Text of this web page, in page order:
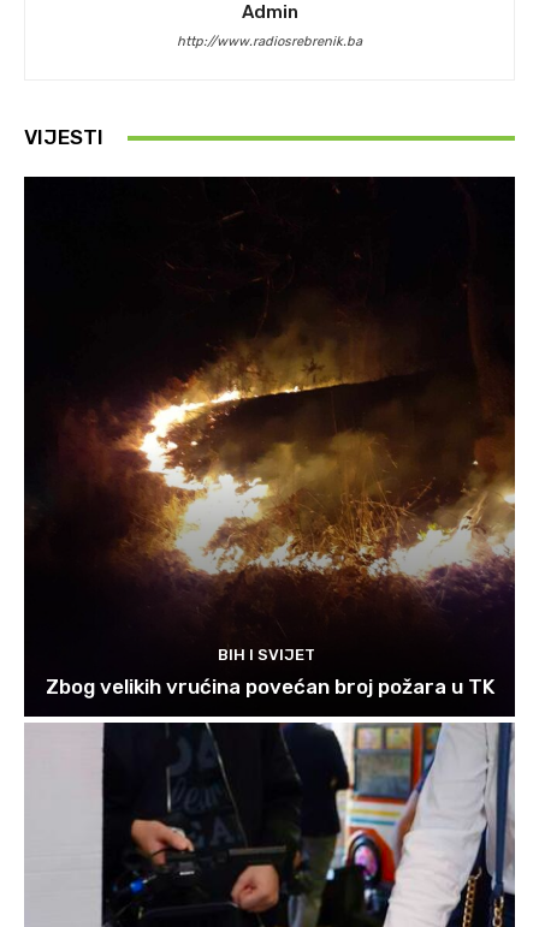
Admin
http://www.radiosrebrenik.ba
VIJESTI
BIH I SVIJET
Zbog velikih vrućina povećan broj požara u TK